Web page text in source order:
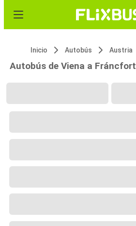
Inicio Autobús Austria
Autobús de Viena a Fráncfort